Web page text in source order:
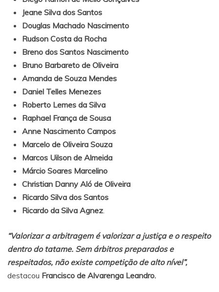
Jeane Silva dos Santos
Douglas Machado Nascimento
Rudson Costa da Rocha
Breno dos Santos Nascimento
Bruno Barbareto de Oliveira
Amanda de Souza Mendes
Daniel Telles Menezes
Roberto Lemes da Silva
Raphael França de Sousa
Anne Nascimento Campos
Marcelo de Oliveira Souza
Marcos Uilson de Almeida
Márcio Soares Marcelino
Christian Danny Aló de Oliveira
Ricardo Silva dos Santos
Ricardo da Silva Agnez.
“Valorizar a arbitragem é valorizar a justiça e o respeito
dentro do tatame. Sem árbitros preparados e
respeitados, não existe competição de alto nível”,
destacou Francisco de Alvarenga Leandro.